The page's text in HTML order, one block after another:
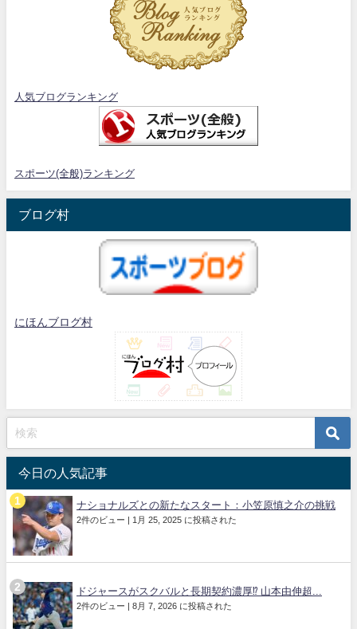
人気ブログランキング
スポーツ(全般)ランキング
ブログ村
にほんブログ村
今日の人気記事
ナショナルズとの新たなスタート：小笠原慎之介の挑戦
2件のビュー 1月 25, 2025 に投稿された
ドジャースがスクバルと長期契約濃厚⁉︎ 山本由伸超...
2件のビュー 8月 7, 2026 に投稿された